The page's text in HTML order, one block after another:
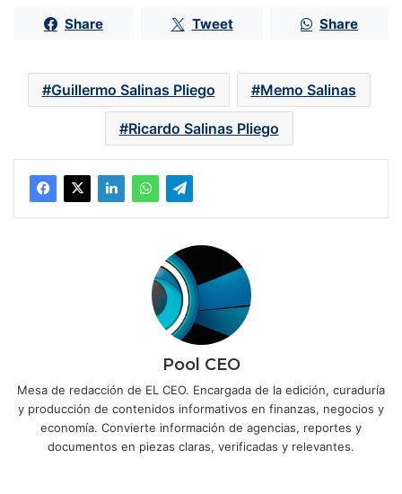
Share Tweet Share
Guillermo Salinas Pliego Memo Salinas
Ricardo Salinas Pliego
Pool CEO
Mesa de redacción de EL CEO. Encargada de la edición, curaduría
y producción de contenidos informativos en finanzas, negocios y
economía. Convierte información de agencias, reportes y
documentos en piezas claras, verificadas y relevantes.